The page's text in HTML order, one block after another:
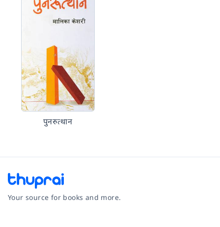
पुनरुत्थान
Your source for books and more.